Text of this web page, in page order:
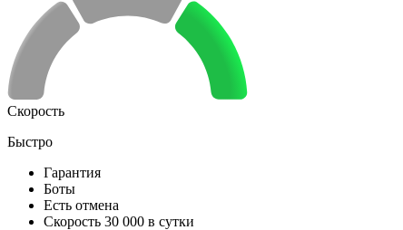
Скорость
Быстро
Гарантия
Боты
Есть отмена
Скорость 30 000 в сутки